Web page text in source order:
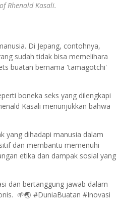
Rhenald Kasali.
Di Jepang, contohnya,
sudah tidak bisa memelihara
buatan bernama 'tamagotchi'
boneka seks yang dilengkapi
Kasali menunjukkan bahwa
yang dihadapi manusia dalam
dan membantu memenuhi
etika dan dampak sosial yang
dan bertanggung jawab dalam
🌱🌏 #DuniaBuatan #Inovasi